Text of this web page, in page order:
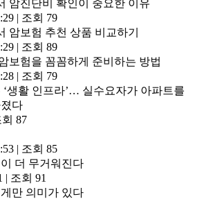
암진단비 확인이 중요한 이유
| 조회 79
암보험 추천 상품 비교하기
| 조회 89
보험을 꼼꼼하게 준비하는 방법
| 조회 79
생활 인프라’… 실수요자가 아파트를
다
회 87
| 조회 85
더 무거워진다
| 조회 91
만 의미가 있다